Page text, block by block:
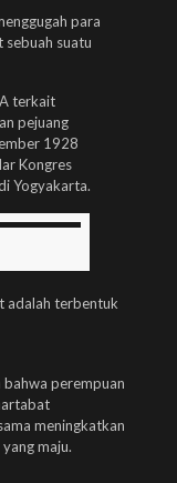
para
suatu
terkait
pejuang
1928
Kongres
Yogyakarta.
adalah terbentuk
perempuan
meningkatkan
maju.